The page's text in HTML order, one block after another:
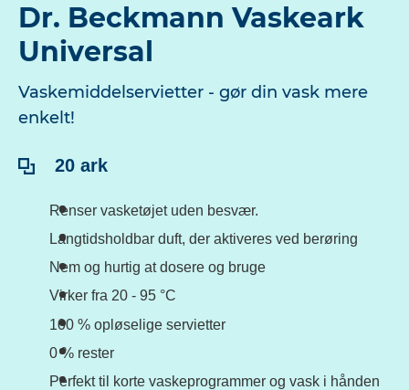
Dr. Beckmann Vaskeark
Universal
Vaskemiddelservietter - gør din vask mere
enkelt!
Indhold:
20 ark
Renser vasketøjet uden besvær.
Langtidsholdbar duft, der aktiveres ved berøring
Nem og hurtig at dosere og bruge
Virker fra 20 - 95 °C
100 % opløselige servietter
0 % rester
Perfekt til korte vaskeprogrammer og vask i hånden